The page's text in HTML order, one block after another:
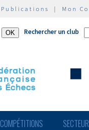
Publications | Mon
Rechercher un club
COMPÉTITIONS